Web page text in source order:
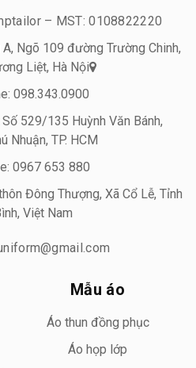
– MST: 0108822220
Ngõ 109 đường Trường Chinh,
Liệt, Hà Nội
098.343.0900
529/135 Huỳnh Văn Bánh,
Nhuận, TP. HCM
0967 653 880
Đông Thượng, Xã Cổ Lễ, Tỉnh
Việt Nam
Mẫu áo
Áo thun đồng phục
Áo họp lớp